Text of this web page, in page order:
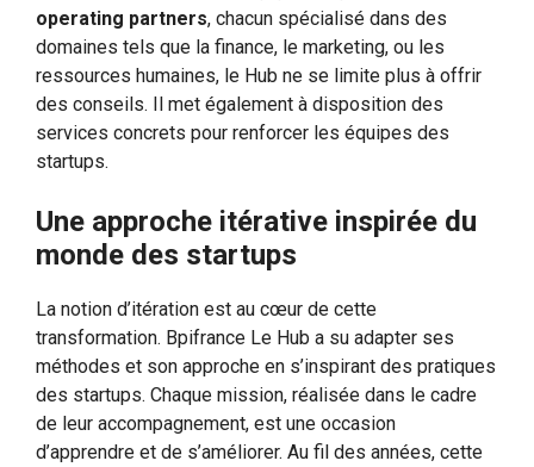
operating partners, chacun spécialisé dans des
domaines tels que la finance, le marketing, ou les
ressources humaines, le Hub ne se limite plus à offrir
des conseils. Il met également à disposition des
services concrets pour renforcer les équipes des
startups.
Une approche itérative inspirée du
monde des startups
La notion d’itération est au cœur de cette
transformation. Bpifrance Le Hub a su adapter ses
méthodes et son approche en s’inspirant des pratiques
des startups. Chaque mission, réalisée dans le cadre
de leur accompagnement, est une occasion
d’apprendre et de s’améliorer. Au fil des années, cette